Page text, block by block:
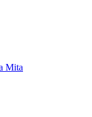
Mita